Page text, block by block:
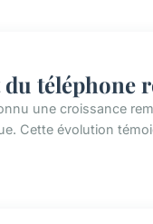
téléphone
une croissance
Cette évolution